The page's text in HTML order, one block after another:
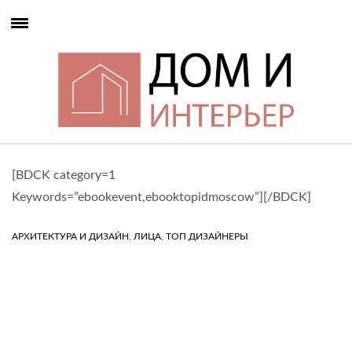
[BDCK category=1
Keywords=”ebookevent,ebooktopidmoscow”][/BDCK]
АРХИТЕКТУРА И ДИЗАЙН, ЛИЦА, ТОП ДИЗАЙНЕРЫ